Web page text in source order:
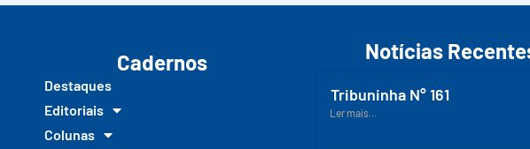
Cadernos
Destaques
Editoriais
Colunas
Notícias
Tribuninha N° 161
Ler mais...